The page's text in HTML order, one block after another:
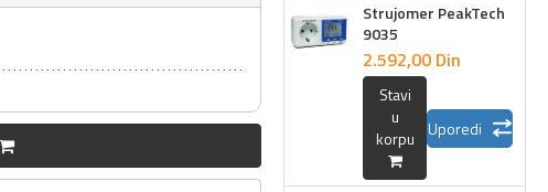
Strujomer PeakTech
9035
2.592,00 Din
Stavi
u
korpu
Uporedi